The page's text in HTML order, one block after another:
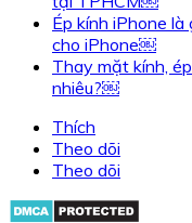
Ép kính iPhone
cho iPhone￼
Thay mặt kính,
nhiêu?￼
Thích
Theo dõi
Theo dõi